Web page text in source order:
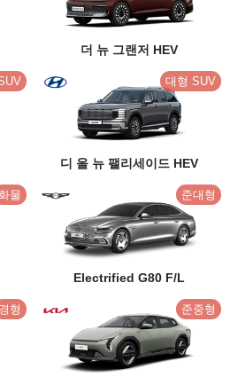
더 뉴 그랜저 HEV
대형 SUV
디 올 뉴 팰리세이드 HEV
물 준대형
Electrified G80 F/L
경형 준중형